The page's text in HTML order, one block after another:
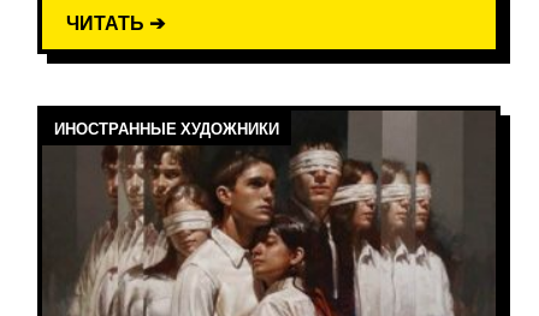
ЧИТАТЬ ➔
ИНОСТРАННЫЕ ХУДОЖНИКИ